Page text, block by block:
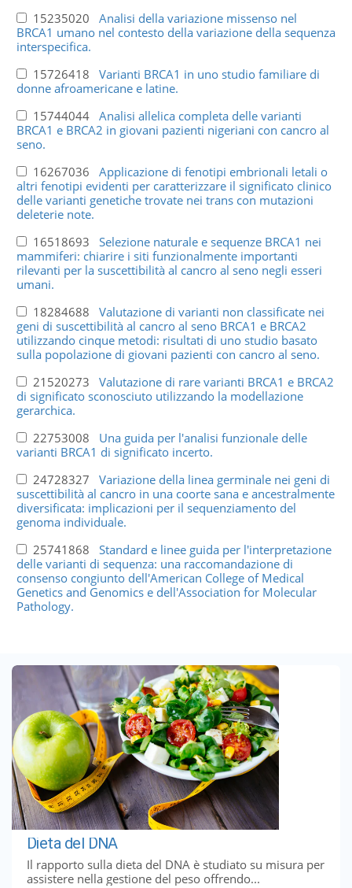
15235020 Analisi della variazione missenso nel
BRCA1 umano nel contesto della variazione della sequenza
interspecifica.
15726418 Varianti BRCA1 in uno studio familiare di
donne afroamericane e latine.
15744044 Analisi allelica completa delle varianti
BRCA1 e BRCA2 in giovani pazienti nigeriani con cancro al
seno.
16267036 Applicazione di fenotipi embrionali letali o
altri fenotipi evidenti per caratterizzare il significato clinico
delle varianti genetiche trovate nei trans con mutazioni
deleterie note.
16518693 Selezione naturale e sequenze BRCA1 nei
mammiferi: chiarire i siti funzionalmente importanti
rilevanti per la suscettibilità al cancro al seno negli esseri
umani.
18284688 Valutazione di varianti non classificate nei
geni di suscettibilità al cancro al seno BRCA1 e BRCA2
utilizzando cinque metodi: risultati di uno studio basato
sulla popolazione di giovani pazienti con cancro al seno.
21520273 Valutazione di rare varianti BRCA1 e BRCA2
di significato sconosciuto utilizzando la modellazione
gerarchica.
22753008 Una guida per l'analisi funzionale delle
varianti BRCA1 di significato incerto.
24728327 Variazione della linea germinale nei geni di
suscettibilità al cancro in una coorte sana e ancestralmente
diversificata: implicazioni per il sequenziamento del
genoma individuale.
25741868 Standard e linee guida per l'interpretazione
delle varianti di sequenza: una raccomandazione di
consenso congiunto dell'American College of Medical
Genetics and Genomics e dell'Association for Molecular
Pathology.
Dieta del DNA
Il rapporto sulla dieta del DNA è studiato su misura per
assistere nella gestione del peso offrendo...